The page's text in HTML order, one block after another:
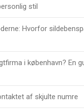
stil
Hvorfor
i københavn? En
af skjulte numre